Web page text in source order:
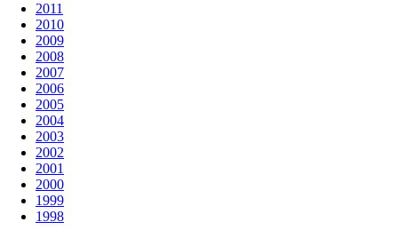
2011
2010
2009
2008
2007
2006
2005
2004
2003
2002
2001
2000
1999
1998